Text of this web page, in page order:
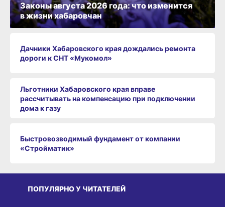
Дачники Хабаровского края дождались ремонта
дороги к СНТ «Мукомол»
Льготники Хабаровского края вправе
рассчитывать на компенсацию при подключении
дома к газу
Быстровозводимый фундамент от компании
«Стройматик»
Законы августа 2026 года: что изменится
в жизни хабаровчан
ПОПУЛЯРНО У ЧИТАТЕЛЕЙ